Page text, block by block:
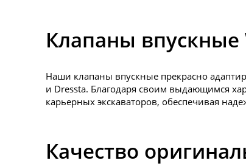
Клапаны впускные
Наши клапаны впускные прекрасно
и Dressta. Благодаря своим выдающимся
карьерных экскаваторов, обеспечивая
Качество